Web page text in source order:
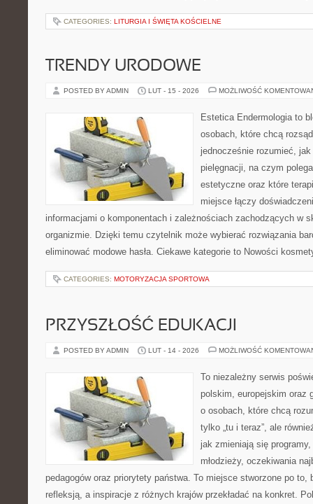
CATEGORIES: LITURGIA I ŚWIĘTA KOŚCIELNE
TRENDY URODOWE
POSTED BY ADMIN LUT - 15 - 2026 MOŻLIWOŚĆ
Estetica Endermologia to
osobach, które chcą
jednocześnie rozumieć, jak
pielęgnacji, na czym
estetyczne oraz które
miejsce łączy
informacjami o komponentach i zależnościach zachodzących w
organizmie. Dzięki temu czytelnik może wybierać rozwiązania
eliminować modowe hasła. Ciekawe kategorie to Nowości
CATEGORIES: MOTORYZACJA SPORTOWA
PRZYSZŁOŚĆ EDUKACJI
POSTED BY ADMIN LUT - 14 - 2026 MOŻLIWOŚĆ
To niezależny serwis
polskim, europejskim oraz
o osobach, które chcą
tylko „tu i teraz”, ale
jak zmieniają się
młodzieży, oczekiwania
pedagogów oraz priorytety państwa. To miejsce stworzone po to,
refleksją, a inspiracje z różnych krajów przekładać na konkret.